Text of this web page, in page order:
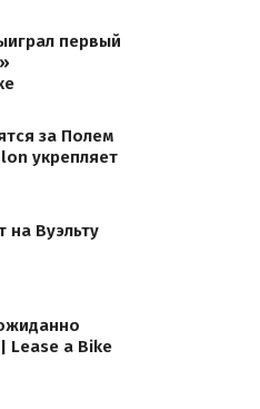
первый
за Полем
укрепляет
на Вуэльту
Lease a Bike